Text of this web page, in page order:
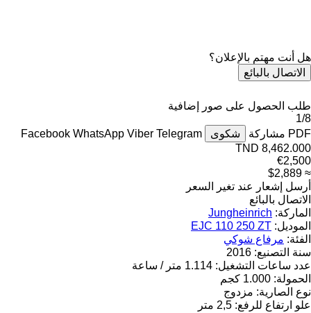
هل أنت مهتم بالإعلان؟
الاتصال بالبائع
طلب الحصول على صور إضافية
1/8
PDF مشاركة شكوى Facebook WhatsApp Viber Telegram
TND 8,462.000
€2,500
≈ $2,889
أرسل إشعار عند تغير السعر
الاتصال بالبائع
الماركة: Jungheinrich
الموديل: EJC 110 250 ZT
الفئة: مرفاع شوكي
سنة التصنيع: 2016
عدد ساعات التشغيل: 1.114 متر / ساعة
الحمولة: 1.000 كجم
نوع الصارية: مزدوج
علو ارتفاع للرفع: 2,5 متر